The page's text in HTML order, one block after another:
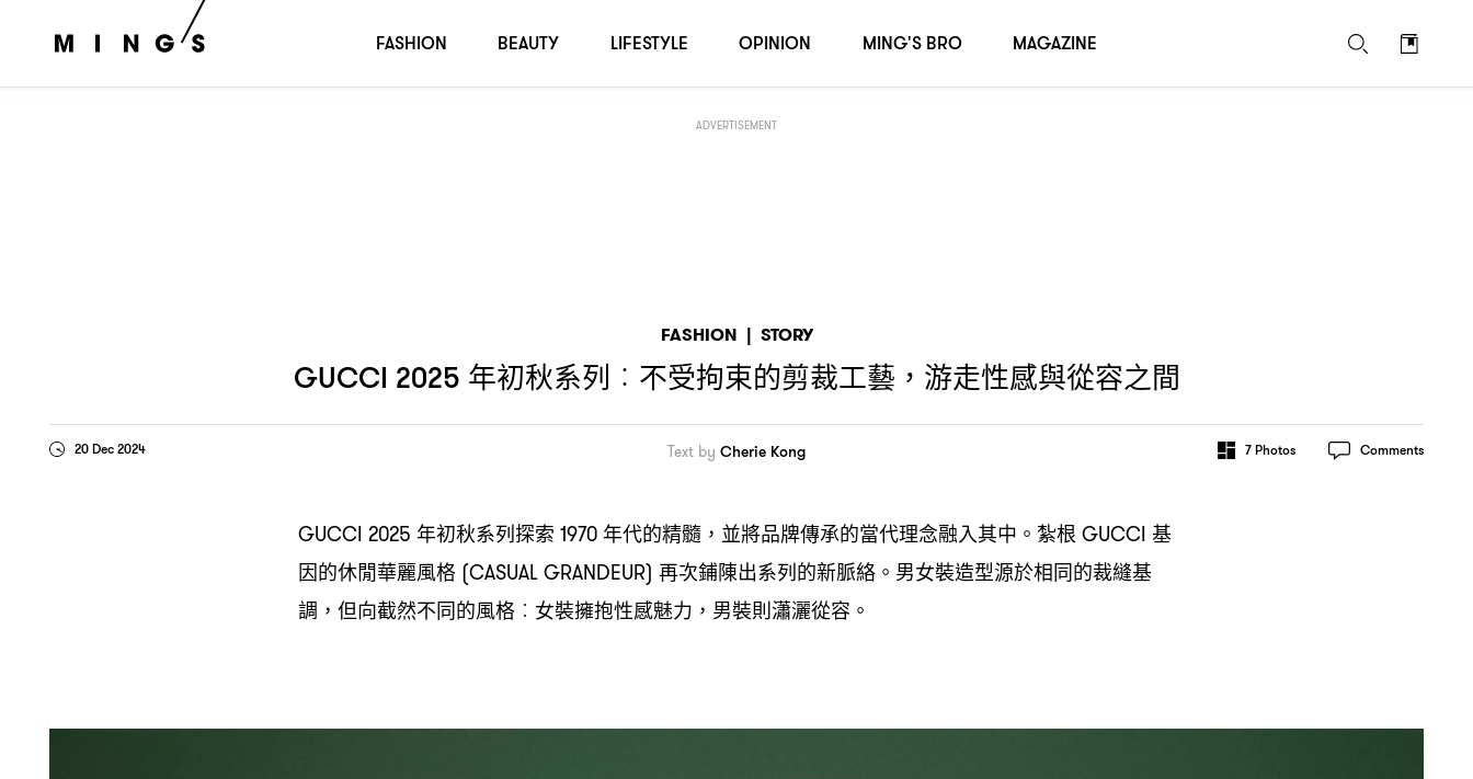
ADVERTISEMENT
FASHION | STORY
GUCCI 2025 年初秋系列 ︰ 不受拘束的剪裁工藝 ， 游走性感與從容之間
20 Dec 2024 Text by Cherie Kong 7Photos Comments
GUCCI 2025 年初秋系列探索 1970 年代的精髓 ， 並將品牌傳承的當代理念融入其中。紮根 GUCCI 基
因的休閒華麗風格 (CASUAL GRANDEUR) 再次鋪陳出系列的新脈絡。男女裝造型源於相同的裁縫基
調 ， 但向截然不同的風格 ︰ 女裝擁抱性感魅力 ， 男裝則瀟灑從容。
FASHION BEAUTY LIFESTYLE OPINION MING'S BRO MAGAZINE
GUCCI 2025年初秋系列 ，